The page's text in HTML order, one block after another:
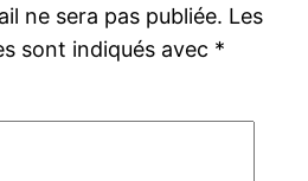
ne sera pas publiée. Les
sont indiqués avec *